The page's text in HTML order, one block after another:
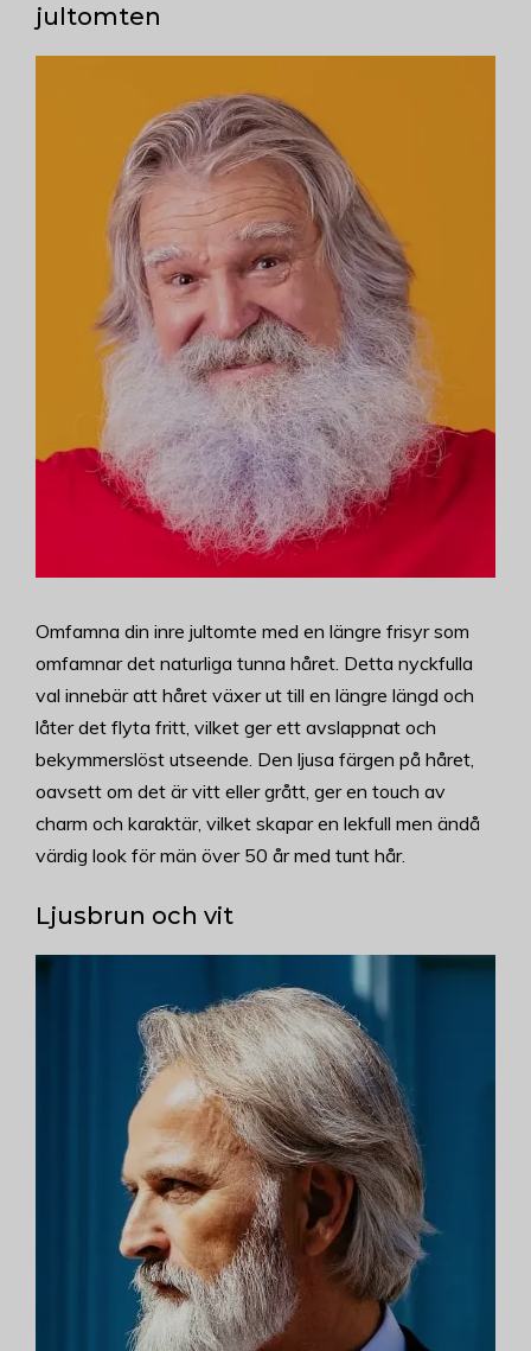
jultomten
Omfamna din inre jultomte med en längre frisyr som
omfamnar det naturliga tunna håret. Detta nyckfulla
val innebär att håret växer ut till en längre längd och
låter det flyta fritt, vilket ger ett avslappnat och
bekymmerslöst utseende. Den ljusa färgen på håret,
oavsett om det är vitt eller grått, ger en touch av
charm och karaktär, vilket skapar en lekfull men ändå
värdig look för män över 50 år med tunt hår.
Ljusbrun och vit